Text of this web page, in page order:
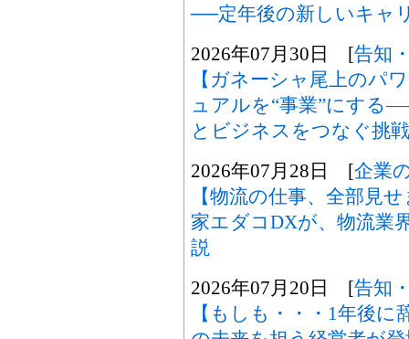
──定年後の新しいキャ
2026年07月30日 [告知
【ガネーシャ尾上のパ
ュアルを“事業”にする
とビジネスをつなぐ挑戦
2026年07月28日 [企業
【物流の仕事、全部見
家エダコDXが、物流業
説
2026年07月20日 [告知
【もしも・・・1年後